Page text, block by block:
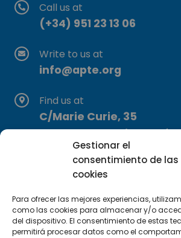
Gestionar el
consentimiento de las
cookies
Para ofrecer las mejores experiencias,
como las cookies para almacenar y/o
del dispositivo. El consentimiento de estas
permitirá procesar datos como el
Call us at
(+34) 951 23 13 06
Write to us at
info@apte.org
Find us at
C/Marie Curie, 35
29590 Campanillas,
Subscribe to our